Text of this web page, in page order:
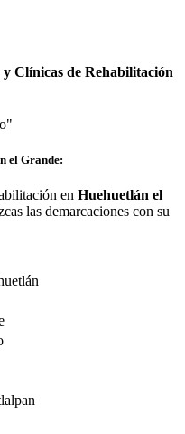
Clínicas de Rehabilitación
el Grande:
en Huehuetlán el
las demarcaciones con su